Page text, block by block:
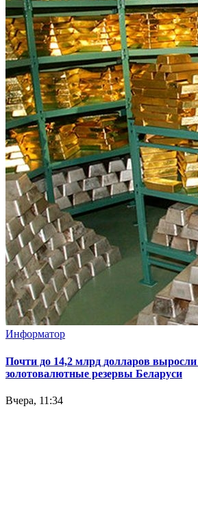
Информатор
Почти до 14,2 млрд долларов
золотовалютные резервы Беларуси
Вчера, 11:34